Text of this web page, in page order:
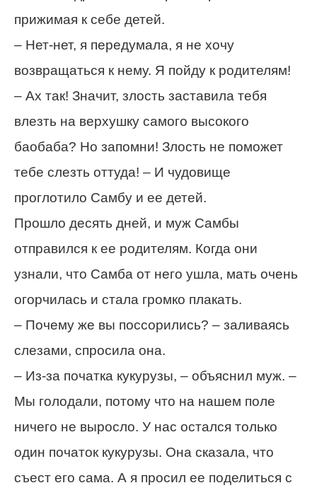
прижимая к себе детей.
– Нет-нет, я передумала, я не хочу
возвращаться к нему. Я пойду к родителям!
– Ах так! Значит, злость заставила тебя
влезть на верхушку самого высокого
баобаба? Но запомни! Злость не поможет
тебе слезть оттуда! – И чудовище
проглотило Самбу и ее детей.
Прошло десять дней, и муж Самбы
отправился к ее родителям. Когда они
узнали, что Самба от него ушла, мать очень
огорчилась и стала громко плакать.
– Почему же вы поссорились? – заливаясь
слезами, спросила она.
– Из-за початка кукурузы, – объяснил муж. –
Мы голодали, потому что на нашем поле
ничего не выросло. У нас остался только
один початок кукурузы. Она сказала, что
съест его сама. А я просил ее поделиться с